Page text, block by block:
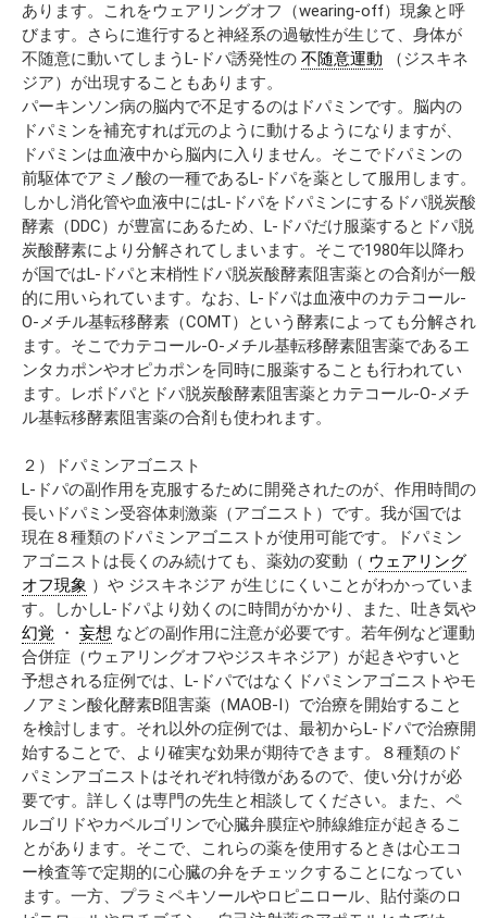
あります。これをウェアリングオフ（wearing-off）現象と呼
びます。さらに進行すると神経系の過敏性が生じて、身体が
不随意に動いてしまうL-ドパ誘発性の 不随意運動 （ジスキネ
ジア）が出現することもあります。
パーキンソン病の脳内で不足するのはドパミンです。脳内の
ドパミンを補充すれば元のように動けるようになりますが、
ドパミンは血液中から脳内に入りません。そこでドパミンの
前駆体でアミノ酸の一種であるL-ドパを薬として服用します。
しかし消化管や血液中にはL-ドパをドパミンにするドパ脱炭酸
酵素（DDC）が豊富にあるため、L-ドパだけ服薬するとドパ脱
炭酸酵素により分解されてしまいます。そこで1980年以降わ
が国ではL-ドパと末梢性ドパ脱炭酸酵素阻害薬との合剤が一般
的に用いられています。なお、L-ドパは血液中のカテコール-
O-メチル基転移酵素（COMT）という酵素によっても分解され
ます。そこでカテコール-O-メチル基転移酵素阻害薬であるエ
ンタカポンやオピカポンを同時に服薬することも行われてい
ます。レボドパとドパ脱炭酸酵素阻害薬とカテコール-O-メチ
ル基転移酵素阻害薬の合剤も使われます。
２）ドパミンアゴニスト
L-ドパの副作用を克服するために開発されたのが、作用時間の
長いドパミン受容体刺激薬（アゴニスト）です。我が国では
現在８種類のドパミンアゴニストが使用可能です。ドパミン
アゴニストは長くのみ続けても、薬効の変動（ ウェアリング
オフ現象 ）や ジスキネジア が生じにくいことがわかっていま
す。しかしL-ドパより効くのに時間がかかり、また、吐き気や
幻覚 ・ 妄想 などの副作用に注意が必要です。若年例など運動
合併症（ウェアリングオフやジスキネジア）が起きやすいと
予想される症例では、L-ドパではなくドパミンアゴニストやモ
ノアミン酸化酵素B阻害薬（MAOB-I）で治療を開始すること
を検討します。それ以外の症例では、最初からL-ドパで治療開
始することで、より確実な効果が期待できます。８種類のド
パミンアゴニストはそれぞれ特徴があるので、使い分けが必
要です。詳しくは専門の先生と相談してください。また、ペ
ルゴリドやカベルゴリンで心臓弁膜症や肺線維症が起きるこ
とがあります。そこで、これらの薬を使用するときは心エコ
ー検査等で定期的に心臓の弁をチェックすることになってい
ます。一方、プラミペキソールやロピニロール、貼付薬のロ